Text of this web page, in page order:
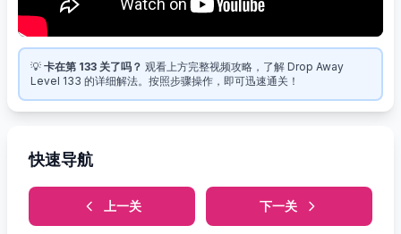
💡 卡在第 133 关了吗？ 观看上方完整视频攻略，了解 Drop Away
Level 133 的详细解法。按照步骤操作，即可迅速通关！
快速导航
上一关 下一关